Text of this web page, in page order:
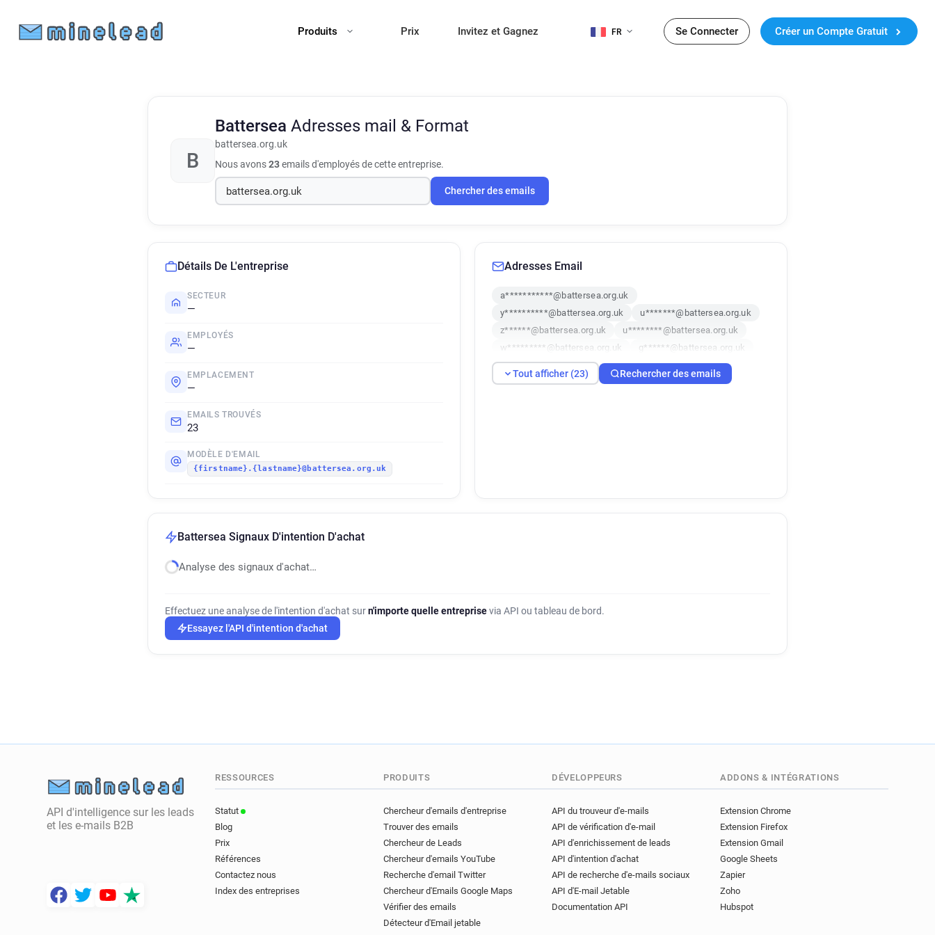
Produits Prix Invitez et Gagnez FR Se Connecter Créer un Compte Gratuit
B
Battersea Adresses mail & Format
battersea.org.uk
Nous avons23emails d'employés de cette entreprise.
Chercher des emails
Détails De L'entreprise
SECTEUR
—
EMPLOYÉS
—
EMPLACEMENT
—
EMAILS TROUVÉS
23
MODÈLE D'EMAIL
{firstname}.{lastname}@battersea.org.uk
Adresses Email
a***********@battersea.org.uk
y**********@battersea.org.uk
u*******@battersea.org.uk
z******@battersea.org.uk
u********@battersea.org.uk
w*********@battersea.org.uk
g******@battersea.org.uk
p********@battersea.org.uk
t************@battersea.org.uk
k*****@battersea.org.uk
Tout afficher (23) Rechercher des emails
Battersea Signaux D'intention D'achat
Analyse des signaux d'achat…
Effectuez une analyse de l'intention d'achat surn'importe quelle entreprisevia API ou tableau de bord.
Essayez l'API d'intention d'achat
API d'intelligence sur les leads
et les e-mails B2B
RESSOURCES
Statut
Blog
Prix
Références
Contactez nous
Index des entreprises
PRODUITS
Chercheur d'emails d'entreprise
Trouver des emails
Chercheur de Leads
Chercheur d'emails YouTube
Recherche d'email Twitter
Chercheur d'Emails Google Maps
Vérifier des emails
Détecteur d'Email jetable
DÉVELOPPEURS
API du trouveur d'e-mails
API de vérification d'e-mail
API d'enrichissement de leads
API d'intention d'achat
API de recherche d'e-mails sociaux
API d'E-mail Jetable
Documentation API
ADDONS & INTÉGRATIONS
Extension Chrome
Extension Firefox
Extension Gmail
Google Sheets
Zapier
Zoho
Hubspot